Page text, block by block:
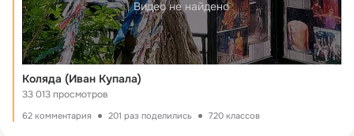
Видео не найдено
Коляда (Иван Купала)
33 013 просмотров
62 комментария 201 раз поделились 720 классов